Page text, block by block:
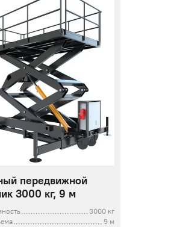
передвижной
3000 кг, 9 м
3000 кг
9 м